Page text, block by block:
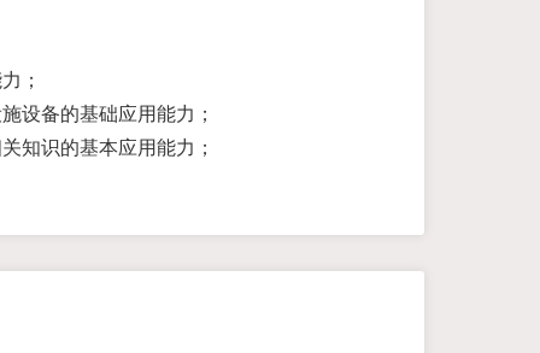
；
设备的基础应用能力；
知识的基本应用能力；